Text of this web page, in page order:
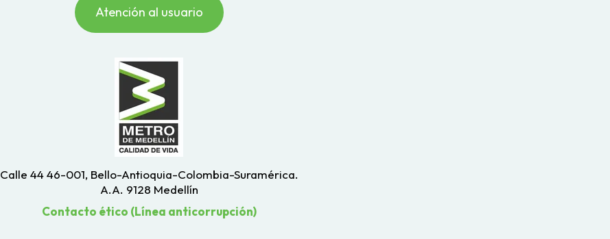
Atención al usuario
Calle 44 46-001, Bello-Antioquia-Colombia-Suramérica.
A.A. 9128 Medellín
Contacto ético (Línea anticorrupción)